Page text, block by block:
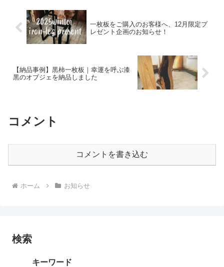
一枚板をご購入のお客様へ、12月限定プ
レゼント企画のお知らせ！
【納品事例】黒柿一枚板｜幸運を呼ぶ漆
黒のオブジェを納品しました
コメント
コメントを書き込む
ホーム お知らせ
検索
キーワード